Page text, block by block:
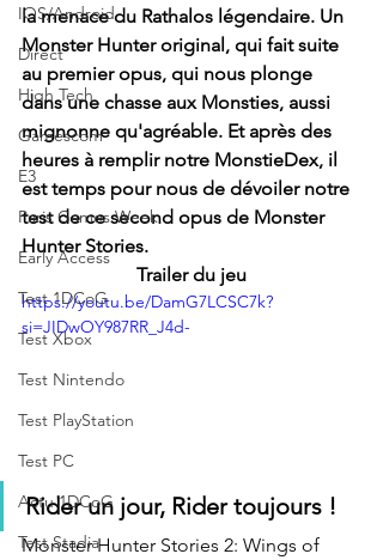
IOS/Android
Direct
High Tech
Gamescom
E3
Paris Games Week
Early Access
Test 1DCoG
Test Xbox
Test Nintendo
Test PlayStation
Test PC
Actu 1DCoG
Test Stadia
la menace du Rathalos légendaire. Un
Monster Hunter original, qui fait suite
au premier opus, qui nous plonge
dans une chasse aux Monsties, aussi
mignonne qu'agréable. Et après des
heures à remplir notre MonstieDex, il
est temps pour nous de dévoiler notre
test de ce second opus de Monster
Hunter Stories.
Trailer du jeu
https://youtu.be/DamG7LCSC7k?
si=JIDwOY987RR_J4d-
Rider un jour, Rider toujours !
Monster Hunter Stories 2: Wings of